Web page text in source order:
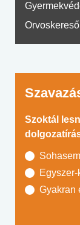
Orvoskereső
Szoktál
Gyakran